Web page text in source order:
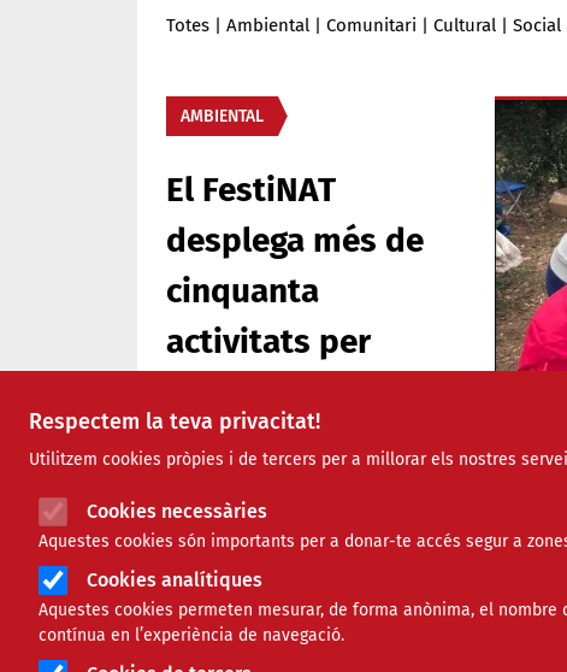
Respectem la teva privacitat!
Utilitzem cookies pròpies i de tercers per a millorar els nostres
Cookies necessàries
Aquestes cookies són importants per a donar-te accés segur a
Cookies analítiques
Aquestes cookies permeten mesurar, de forma anònima, el
contínua en l’experiència de navegació.
Totes | Ambiental | Comunitari | Cultural | Social
Àmbit de la notícia
AMBIENTAL
El FestiNAT
desplega més de
cinquanta
activitats per
protecció
d’espècies
amenaçades
Comparteix
cinc